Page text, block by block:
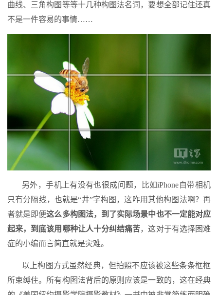
曲线、三角构图等等十几种构图法名词，要想全部记住还真
不是一件容易的事情……
另外，手机上有没有也很成问题，比如iPhone自带相机
只有分隔线，也就是“井”字构图，这咋用其他构图法啊？再
者就是即便这么多构图法，到了实际场景中也不一定能对应
起来，到底该用哪种让人十分纠结痛苦，这对于有选择困难
症的小编而言简直就是灾难。
以上构图方式虽然经典，但拍照不应该被这些条条框框
所束缚住。所有构图法背后的原则应该是一致的，这在经典